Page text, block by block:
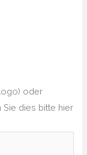
oder
dies bitte hier